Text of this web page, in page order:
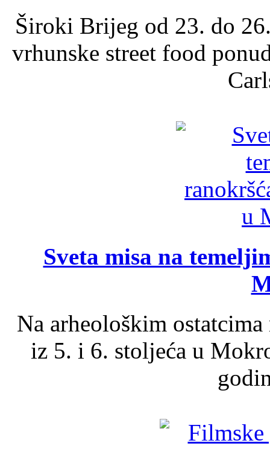
Široki Brijeg od 23. do
vrhunske street food
Sveta misa na
Na arheološkim
iz 5. i 6. stoljeća u